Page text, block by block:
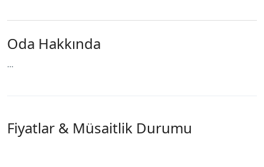
Oda Hakkında
…
Fiyatlar & Müsaitlik Durumu